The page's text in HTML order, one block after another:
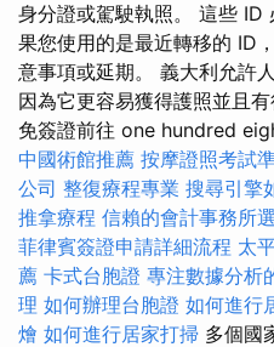
身分證或駕駛執照。 這些 ID
果您使用的是最近轉移的 ID
意事項或延期。 義大利允許
因為它更容易獲得護照並且
免簽證前往 one hundred
中國術館推薦 按摩證照考試
公司 整復療程專業 搜尋引擎
推拿療程 信賴的會計事務所
菲律賓簽證申請詳細流程 太
薦 卡式台胞證 專注數據分析
理 如何辦理台胞證 如何進行
燴 如何進行居家打掃 多個國